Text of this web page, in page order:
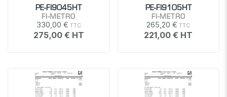
PE-FI9045HT
FI-METRO
330,00 €
275,00 €
PE-FI9105HT
FI-METRO
265,20 €
221,00 €